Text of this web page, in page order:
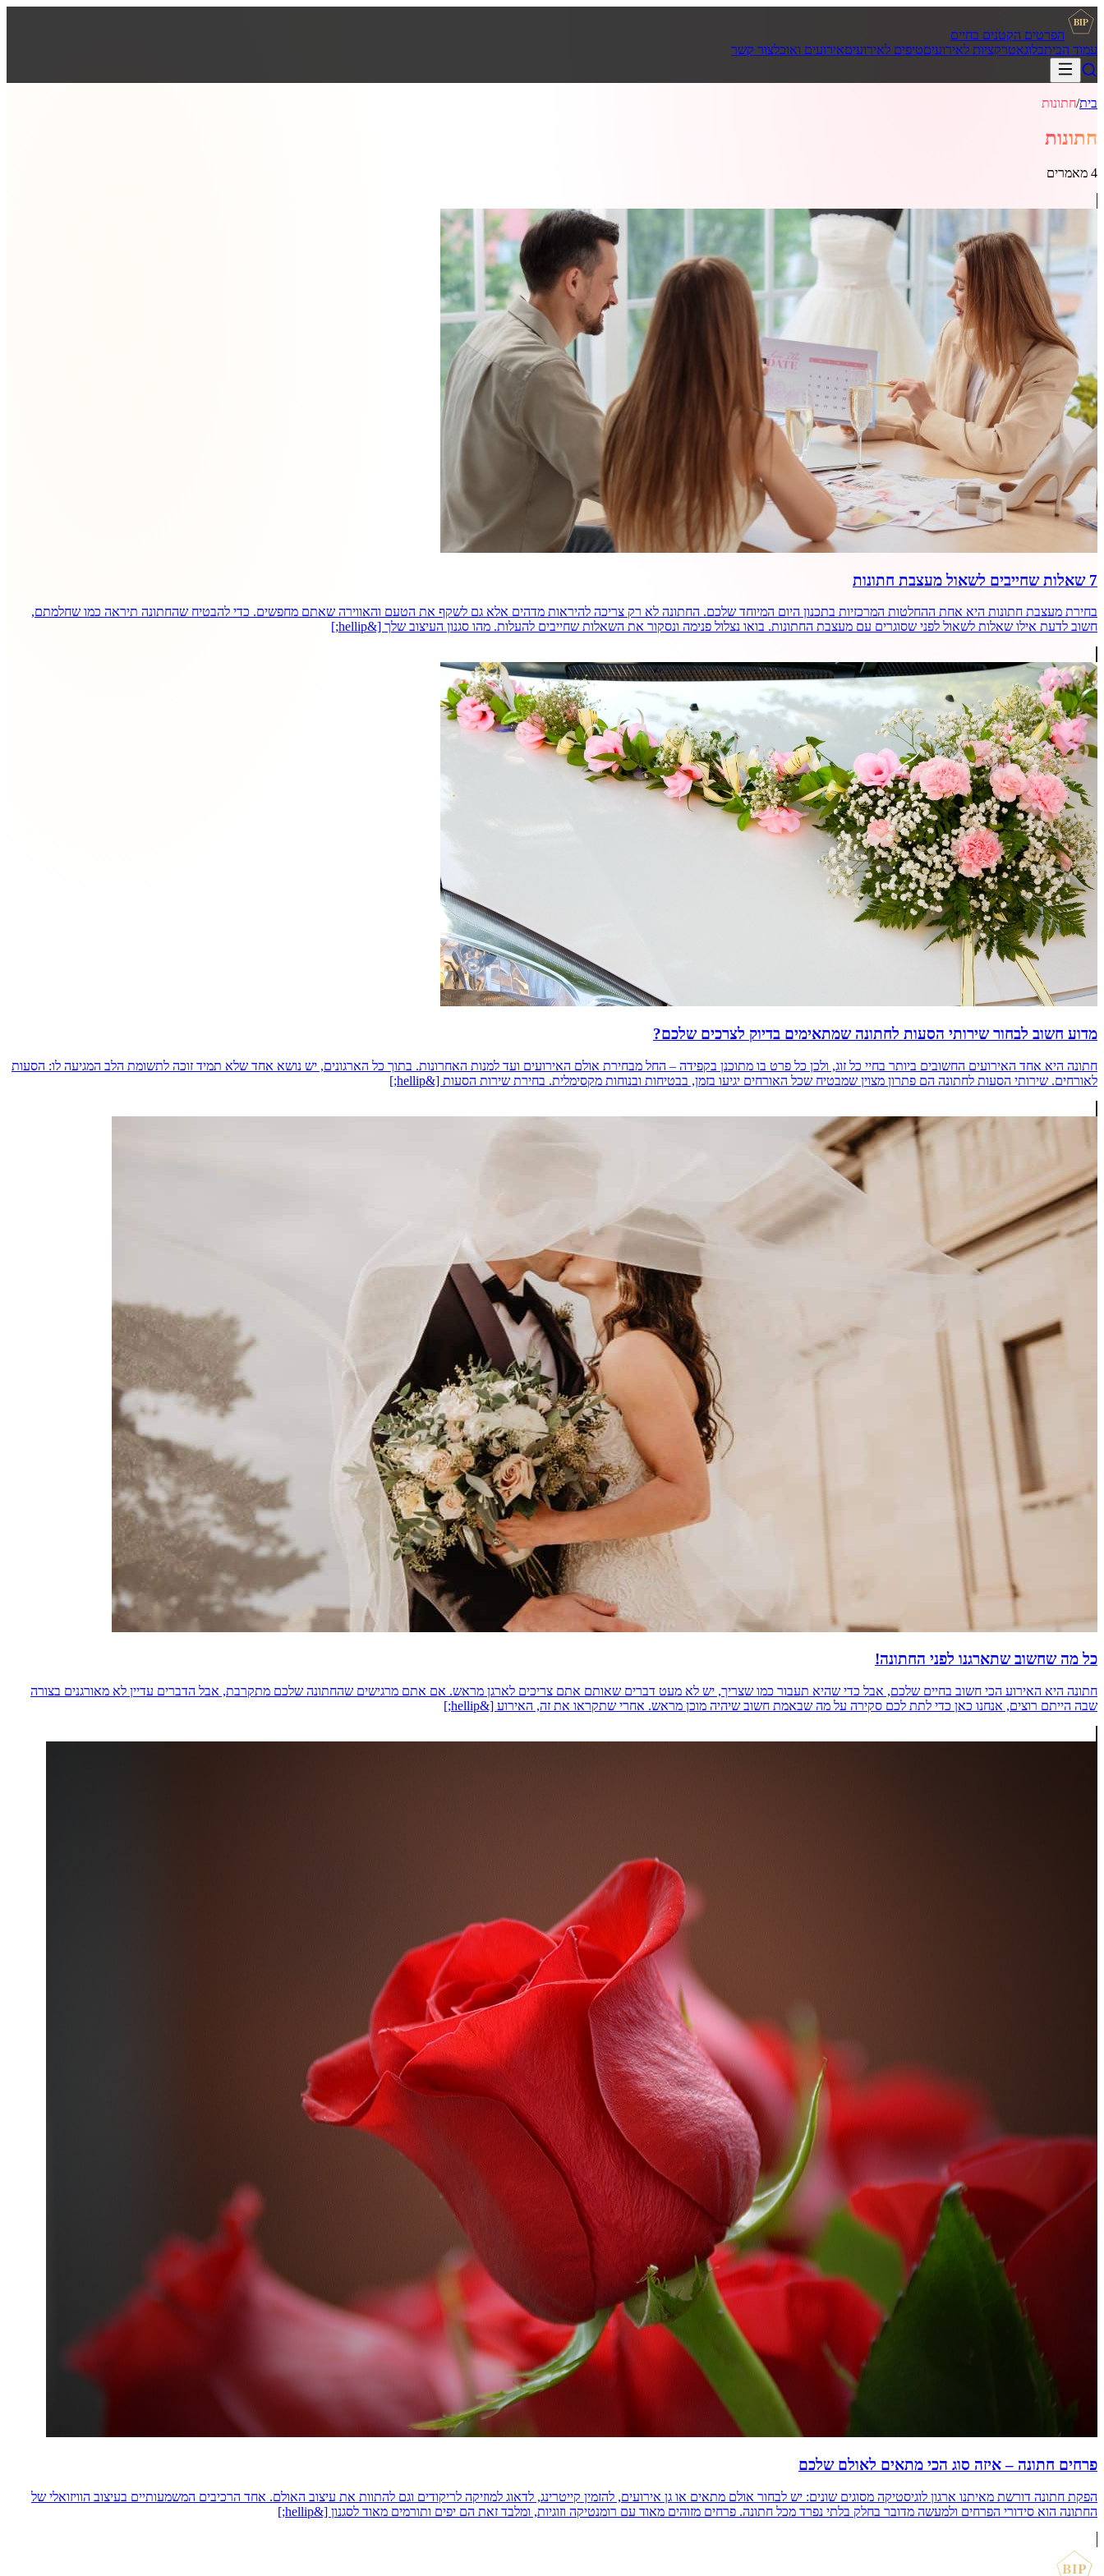
BIP
הפרטים הקטנים בחיים
עמוד הביתבלוגאטרקציות לאירועיםטיפים לאירועיםאירועים ואוכלצור קשר
בית/חתונות
חתונות
4 מאמרים
7 שאלות שחייבים לשאול מעצבת חתונות
בחירת מעצבת חתונות היא אחת ההחלטות המרכזיות בתכנון היום המיוחד שלכם. החתונה לא רק צריכה להיראות מדהים אלא גם לשקף את הטעם והאווירה שאתם מחפשים. כדי להבטיח שהחתונה תיראה כמו שחלמתם,
חשוב לדעת אילו שאלות לשאול לפני שסוגרים עם מעצבת החתונות. בואו נצלול פנימה ונסקור את השאלות שחייבים להעלות. מהו סגנון העיצוב שלך [&hellip;]
מדוע חשוב לבחור שירותי הסעות לחתונה שמתאימים בדיוק לצרכים שלכם?
חתונה היא אחד האירועים החשובים ביותר בחיי כל זוג, ולכן כל פרט בו מתוכנן בקפידה – החל מבחירת אולם האירועים ועד למנות האחרונות. בתוך כל הארגונים, יש נושא אחד שלא תמיד זוכה לתשומת הלב המגיעה לו: הסעות
לאורחים. שירותי הסעות לחתונה הם פתרון מצוין שמבטיח שכל האורחים יגיעו בזמן, בבטיחות ובנוחות מקסימלית. בחירת שירות הסעות [&hellip;]
כל מה שחשוב שתארגנו לפני החתונה!
חתונה היא האירוע הכי חשוב בחיים שלכם, אבל כדי שהיא תעבור כמו שצריך, יש לא מעט דברים שאותם אתם צריכים לארגן מראש. אם אתם מרגישים שהחתונה שלכם מתקרבת, אבל הדברים עדיין לא מאורגנים בצורה
שבה הייתם רוצים, אנחנו כאן כדי לתת לכם סקירה על מה שבאמת חשוב שיהיה מוכן מראש. אחרי שתקראו את זה, האירוע [&hellip;]
פרחים חתונה – איזה סוג הכי מתאים לאולם שלכם
הפקת חתונה דורשת מאיתנו ארגון לוגיסטיקה מסוגים שונים: יש לבחור אולם מתאים או גן אירועים, להזמין קייטרינג, לדאוג למוזיקה לריקודים וגם להתוות את עיצוב האולם. אחד הרכיבים המשמעותיים בעיצוב הוויזואלי של
החתונה הוא סידורי הפרחים ולמעשה מדובר בחלק בלתי נפרד מכל חתונה. פרחים מזוהים מאוד עם רומנטיקה וזוגיות, ומלבד זאת הם יפים ותורמים מאוד לסגנון [&hellip;]
BIP